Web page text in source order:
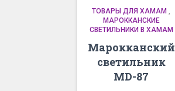
ТОВАРЫ ДЛЯ ХАМАМ ,
МАРОККАНСКИЕ
СВЕТИЛЬНИКИ В ХАМАМ
Марокканский
светильник
MD-87